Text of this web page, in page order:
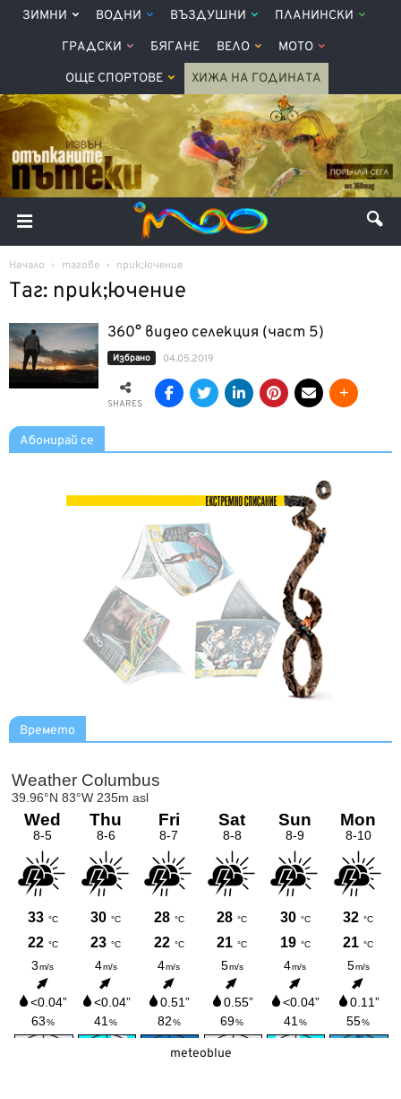
ЗИМНИ ВОДНИ ВЪЗДУШНИ ПЛАНИНСКИ
ГРАДСКИ БЯГАНЕ ВЕЛО МОТО
ОЩЕ СПОРТОВЕ ХИЖА НА ГОДИНАТА
Начало тагове прик;ючение
Таг: прик;ючение
360° видео селекция (част 5)
Избрано 04.05.2019
SHARES
Абонирай се
Времето
meteoblue